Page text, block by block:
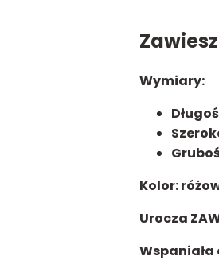
Wymiary:
Kolor:
Urocza
Wspaniała